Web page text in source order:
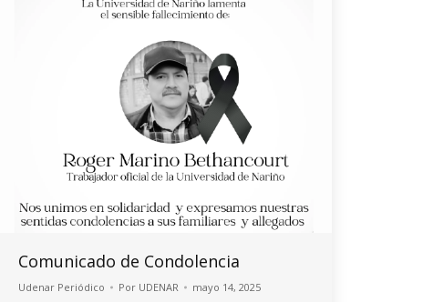
Comunicado de Condolencia
Udenar Periódico Por UDENAR mayo 14, 2025